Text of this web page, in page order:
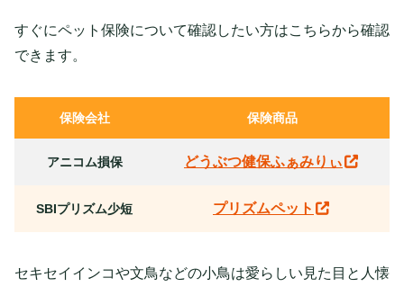
すぐにペット保険について確認したい方はこちらから確認
できます。
保険会社 保険商品
アニコム損保 どうぶつ健保ふぁみりぃ
SBIプリズム少短 プリズムペット
セキセイインコや文鳥などの小鳥は愛らしい見た目と人懐